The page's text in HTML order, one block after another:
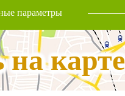
параметры
на карте